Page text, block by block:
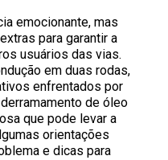
emocionante, mas
para garantir a
usuários das vias.
em duas rodas,
enfrentados por
de óleo
que pode levar a
orientações
e dicas para